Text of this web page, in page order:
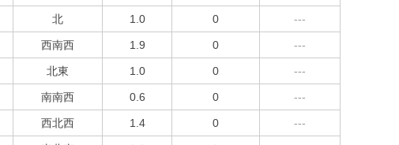
北 1.0 0 ---
西南西 1.9 0 ---
北東 1.0 0 ---
南南西 0.6 0 ---
西北西 1.4 0 ---